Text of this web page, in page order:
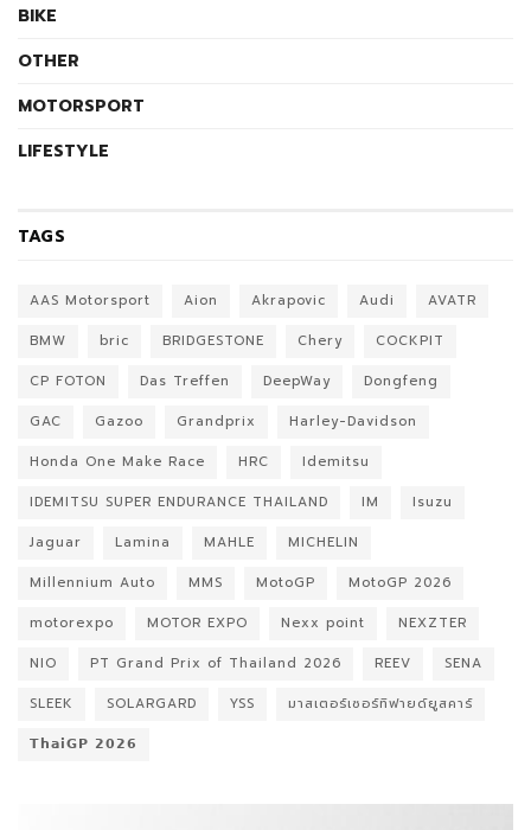
BIKE
OTHER
MOTORSPORT
LIFESTYLE
TAGS
AAS Motorsport Aion Akrapovic Audi
AVATR
BMW
bric BRIDGESTONE Chery
COCKPIT
CP FOTON
Das Treffen DeepWay
Dongfeng
GAC
Gazoo Grandprix
Harley-Davidson
Honda One Make Race
HRC
Idemitsu
IDEMITSU SUPER ENDURANCE THAILAND
IM
Isuzu
Jaguar
Lamina MAHLE
MICHELIN
Millennium Auto
MMS MotoGP
MotoGP 2026
motorexpo
MOTOR EXPO Nexx point
NEXZTER
NIO
PT Grand Prix of Thailand 2026 REEV
SENA
SLEEK
SOLARGARD YSS
มาสเตอร์เซอร์ทิฟายด์ยูสคาร์
𝗧𝗵𝗮𝗶𝗚𝗣 𝟮𝟬𝟮𝟲